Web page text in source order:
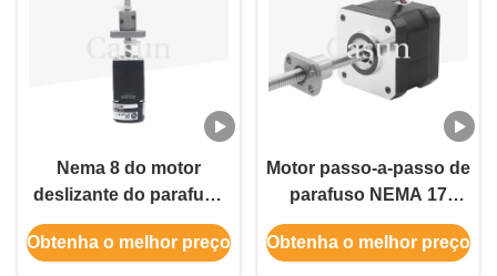
Nema 8 do motor
deslizante do parafuso
da bola de Casun 0.5A
para o instrumento de
Obtenha o melhor preço
Motor passo-a-passo de
parafuso NEMA 17
1.28A para linhas de
montagem
Obtenha o melhor preço